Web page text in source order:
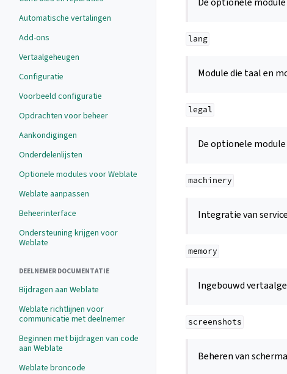
Automatische vertalingen
Add-ons
Vertaalgeheugen
Configuratie
Voorbeeld configuratie
Opdrachten voor beheer
Aankondigingen
Onderdelenlijsten
Optionele modules voor Weblate
Weblate aanpassen
Beheerinterface
Ondersteuning krijgen voor
Weblate
DEELNEMER DOCUMENTATIE
Bijdragen aan Weblate
Weblate richtlijnen voor
communicatie met deelnemer
Beginnen met bijdragen van code
aan Weblate
Weblate broncode
lang
Module die taal en
legal
De optionele module
machinery
Integratie van
memory
Ingebouwd
screenshots
Beheren van